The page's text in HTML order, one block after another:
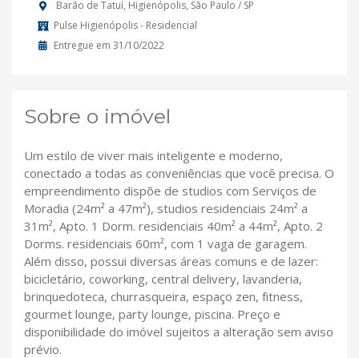
Barão de Tatuí, Higienópolis, São Paulo / SP
Pulse Higienópolis - Residencial
Entregue em 31/10/2022
Sobre o imóvel
Um estilo de viver mais inteligente e moderno,
conectado a todas as conveniências que você precisa. O
empreendimento dispõe de studios com Serviços de
Moradia (24m² a 47m²), studios residenciais 24m² a
31m², Apto. 1 Dorm. residenciais 40m² a 44m², Apto. 2
Dorms. residenciais 60m², com 1 vaga de garagem.
Além disso, possui diversas áreas comuns e de lazer:
bicicletário, coworking, central delivery, lavanderia,
brinquedoteca, churrasqueira, espaço zen, fitness,
gourmet lounge, party lounge, piscina. Preço e
disponibilidade do imóvel sujeitos a alteração sem aviso
prévio.